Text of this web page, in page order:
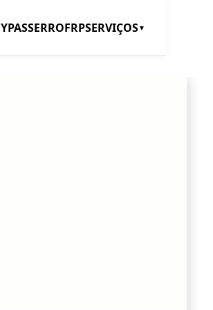
ERROFRPSERVIÇOS▼